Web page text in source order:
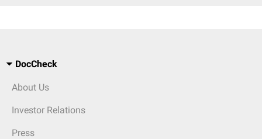
DocCheck
About Us
Investor Relations
Press